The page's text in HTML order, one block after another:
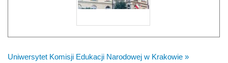
Uniwersytet Komisji Edukacji Narodowej w Krakowie »